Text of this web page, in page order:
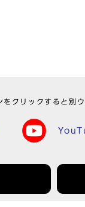
をクリックすると別